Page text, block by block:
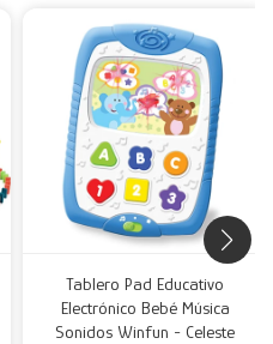
Tablero Pad Educativo
Electrónico Bebé Música
Sonidos Winfun - Celeste